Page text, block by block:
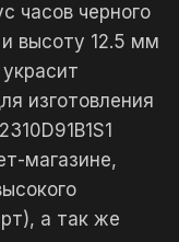
часов черного
высоту 12.5 мм
изготовления
магазине,
а так же